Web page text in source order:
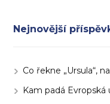
Nejnovější
Co řekne „Ursula“,
Kam padá